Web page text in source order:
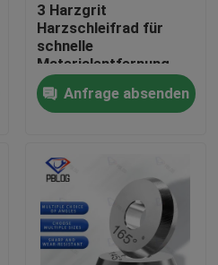
3 Harzgrit
Harzschleifrad für
schnelle
Materialentfernung
und glatte
Oberflächenveredelung
in der
optimiert
Anfrage absenden